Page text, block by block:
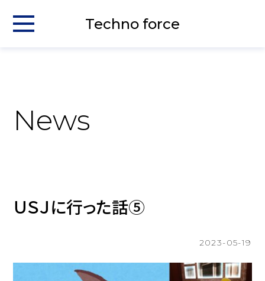
Techno force
News
ＵＳＪに行った話⑤
2023-05-19